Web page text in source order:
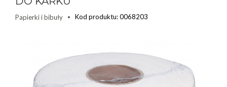
Papierki i bibuły Kod produktu: 0068203